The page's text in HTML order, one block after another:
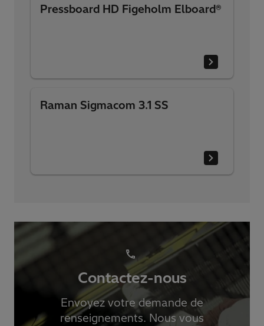
Pressboard HD Figeholm Elboard®
Raman Sigmacom 3.1 SS
Contactez-nous
Envoyez votre demande de
renseignements. Nous vous